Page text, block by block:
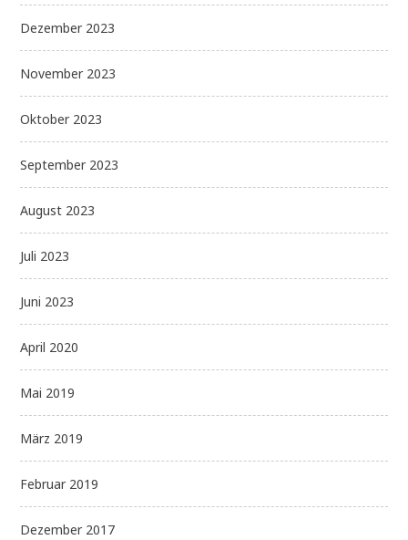
Dezember 2023
November 2023
Oktober 2023
September 2023
August 2023
Juli 2023
Juni 2023
April 2020
Mai 2019
März 2019
Februar 2019
Dezember 2017